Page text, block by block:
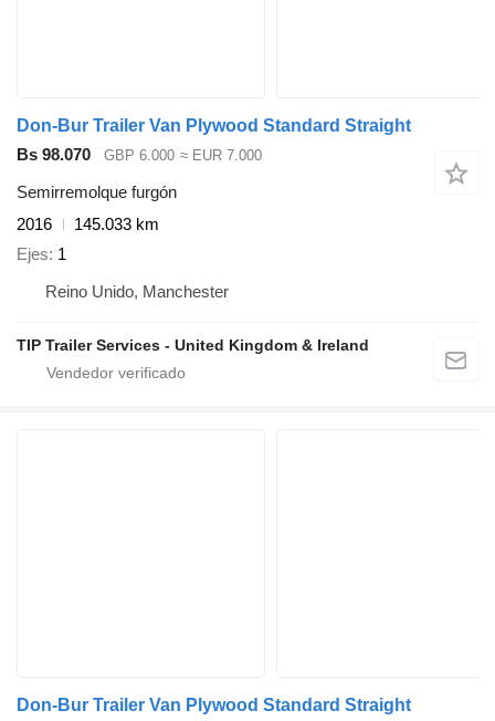
Don-Bur Trailer Van Plywood Standard Straight
Bs 98.070
GBP 6.000 ≈ EUR 7.000
Semirremolque furgón
2016
145.033 km
Ejes 1
Reino Unido, Manchester
TIP Trailer Services - United Kingdom & Ireland
Don-Bur Trailer Van Plywood Standard Straight